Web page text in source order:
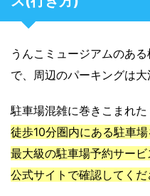
うんこミュージアムのあ
で、周辺のパーキングは大
駐車場混雑に巻きこまれた
徒歩10分圏内にある駐車
最大級の駐車場予約サー
公式サイトで確認してくだ